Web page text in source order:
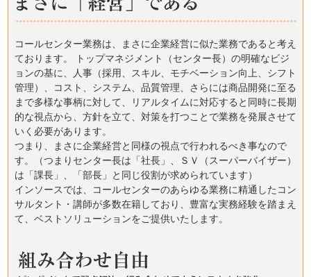
コールセンター業務は、まさに企業経営に似た業務であると考え
ております。 トップマネジメント（センター長）の明確なビジ
ョンの基に、人事（採用、スキル、モチベーション向上、シフト
管理）、コスト、システム、品質管理、さらには商品開発に至る
まで多様な事柄に対して、リアルタイムに対応すると同時に長期
的な視点から、方針を立て、対策を打つことで業務を発展させて
いく必要があります。
つまり、まさに企業経営と同様の視点で行われるべき事なので
す。（つまりセンター長は「社長」、ＳＶ（スーパーバイザー）
は「課長」、「部長」と同じ役割が求められています）
インソースでは、コールセンターのあらゆる業務に精通したコン
サルタント・講師が多数在籍しており、豊富な実務経験を踏まえ
て、ベストソリューションをご提供いたします。